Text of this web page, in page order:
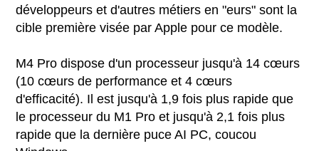
développeurs et d'autres métiers en "eurs" sont la
cible première visée par Apple pour ce modèle.
M4 Pro dispose d'un processeur jusqu'à 14 cœurs
(10 cœurs de performance et 4 cœurs
d'efficacité). Il est jusqu'à 1,9 fois plus rapide que
le processeur du M1 Pro et jusqu'à 2,1 fois plus
rapide que la dernière puce AI PC, coucou